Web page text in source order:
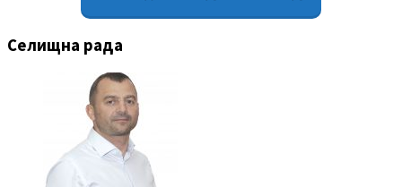
Селищна рада